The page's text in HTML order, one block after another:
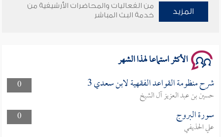
وأمنهم من خوف 9
المزيد
من الفعاليات والمحاضرات الأرشيفية من
خدمة البث المباشر
الأكثر استماعا لهذا الشهر
0 شرح منظومة القواعد الفقهية لابن سعدي 3
حسين بن عبد العزيز آل الشيخ
0
سورة البروج
علي الحذيفي